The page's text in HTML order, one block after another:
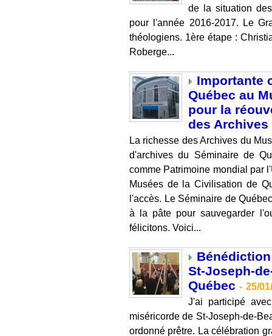
de la situation
pour l'année 2016-2017. Le
théologiens. 1ère étape :
Roberge...
Importante
Québec au
pour la
des Archives
La richesse des Archives du
d'archives du Séminaire de
comme Patrimoine mondial par
Musées de la Civilisation de
l'accès. Le Séminaire de
à la pâte pour sauvegarder
félicitons. Voici...
St-Joseph-
Québec - 25/
J'ai participé
miséricorde de St-Joseph-de-
ordonné prêtre. La célébration